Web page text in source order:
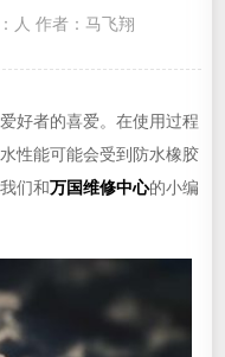
人 作者：马飞翔
者的喜爱。在使用过程
性能可能会受到防水橡胶
们和万国维修中心的小编